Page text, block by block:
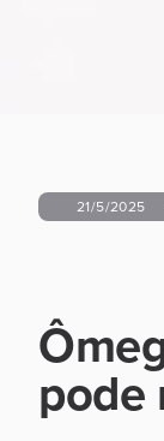
21/5/2025
pode